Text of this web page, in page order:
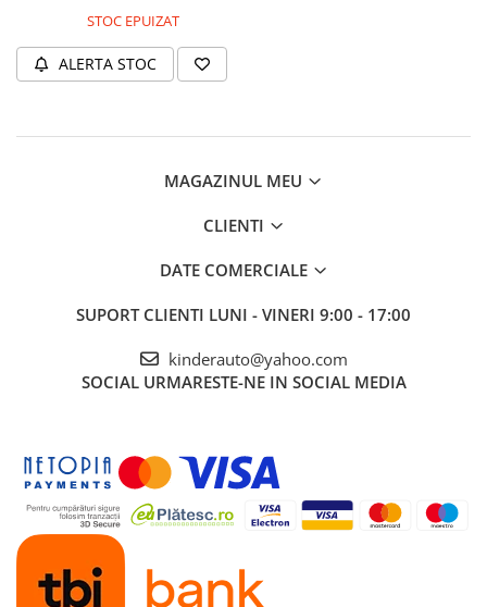
STOC EPUIZAT
ALERTA STOC
MAGAZINUL MEU
CLIENTI
DATE COMERCIALE
SUPORT CLIENTI LUNI - VINERI 9:00 - 17:00
kinderauto@yahoo.com
SOCIAL URMARESTE-NE IN SOCIAL MEDIA